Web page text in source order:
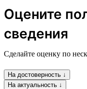
Оцените
сведения
Сделайте оценку по
На достоверность ↓
На актуальность ↓